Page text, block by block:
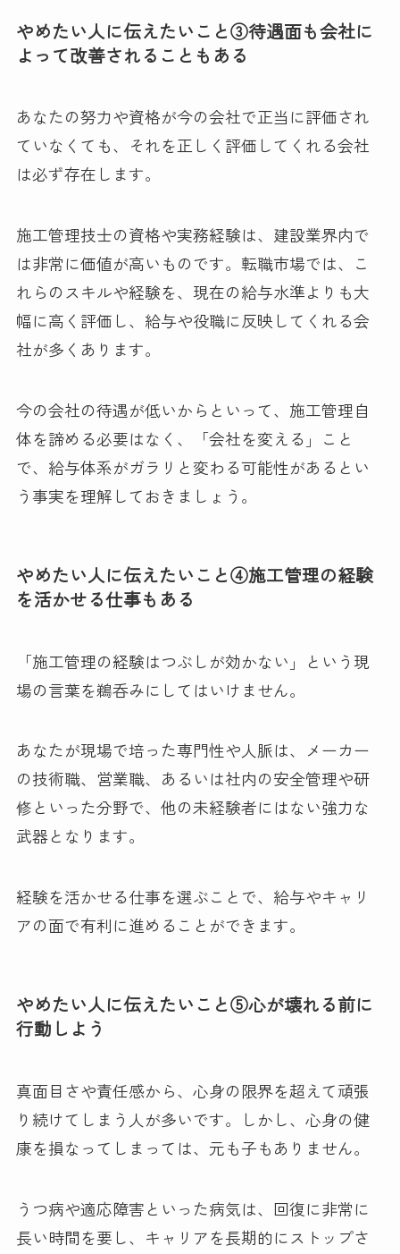
やめたい人に伝えたいこと③待遇面も会社に
よって改善されることもある
あなたの努力や資格が今の会社で正当に評価され
ていなくても、それを正しく評価してくれる会社
は必ず存在します。
施工管理技士の資格や実務経験は、建設業界内で
は非常に価値が高いものです。転職市場では、こ
れらのスキルや経験を、現在の給与水準よりも大
幅に高く評価し、給与や役職に反映してくれる会
社が多くあります。
今の会社の待遇が低いからといって、施工管理自
体を諦める必要はなく、「会社を変える」こと
で、給与体系がガラリと変わる可能性があるとい
う事実を理解しておきましょう。
やめたい人に伝えたいこと④施工管理の経験
を活かせる仕事もある
「施工管理の経験はつぶしが効かない」という現
場の言葉を鵜呑みにしてはいけません。
あなたが現場で培った専門性や人脈は、メーカー
の技術職、営業職、あるいは社内の安全管理や研
修といった分野で、他の未経験者にはない強力な
武器となります。
経験を活かせる仕事を選ぶことで、給与やキャリ
アの面で有利に進めることができます。
やめたい人に伝えたいこと⑤心が壊れる前に
行動しよう
真面目さや責任感から、心身の限界を超えて頑張
り続けてしまう人が多いです。しかし、心身の健
康を損なってしまっては、元も子もありません。
うつ病や適応障害といった病気は、回復に非常に
長い時間を要し、キャリアを長期的にストップさ